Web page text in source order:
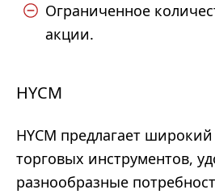
Ограниченное
акции.
HYCM
HYCM предлагает
торговых инструментов,
разнообразные